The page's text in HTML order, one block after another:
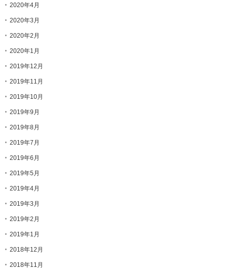
2020年4月
2020年3月
2020年2月
2020年1月
2019年12月
2019年11月
2019年10月
2019年9月
2019年8月
2019年7月
2019年6月
2019年5月
2019年4月
2019年3月
2019年2月
2019年1月
2018年12月
2018年11月